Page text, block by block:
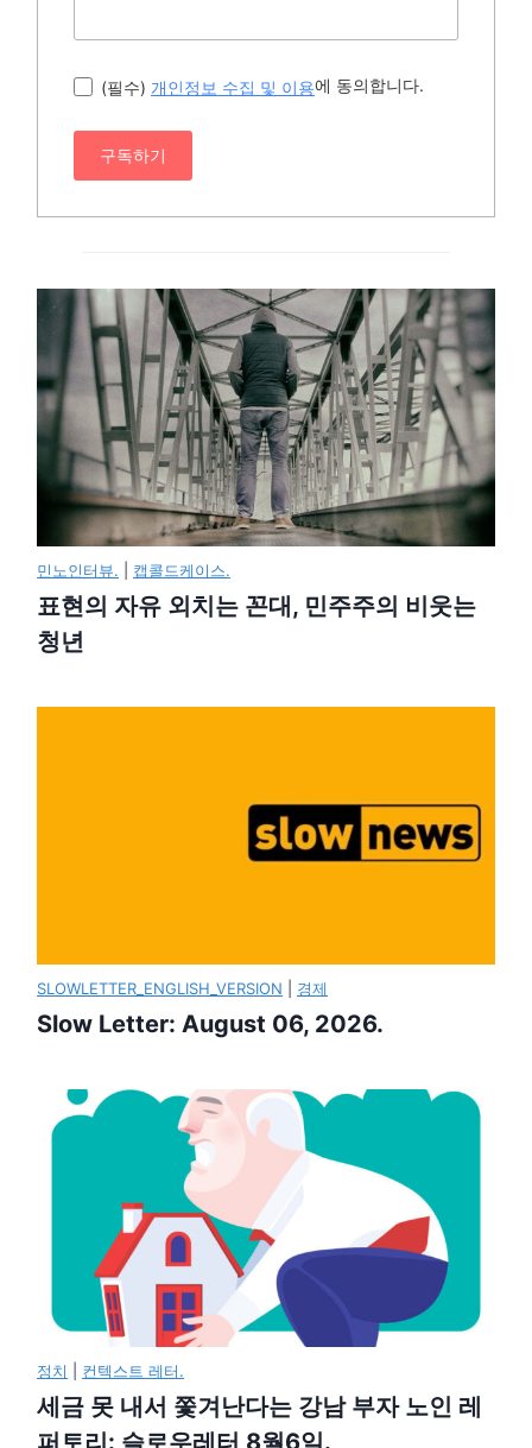
(필수) 개인정보 수집 및 이용에 동의합니다.
구독하기
민노인터뷰. 캡콜드케이스.
표현의 자유 외치는 꼰대, 민주주의 비웃는
청년
SLOWLETTER_ENGLISH_VERSION 경제
Slow Letter: August 06, 2026.
정치 컨텍스트 레터.
세금 못 내서 쫓겨난다는 강남 부자 노인 레